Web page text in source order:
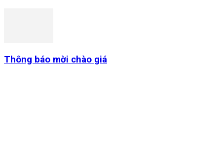
Thông báo mời chào giá